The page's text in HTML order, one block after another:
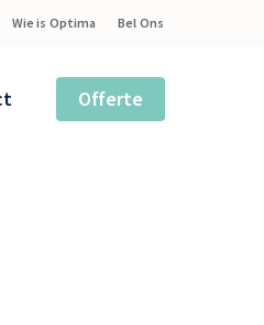
Wie is Optima Bel Ons
Offerte